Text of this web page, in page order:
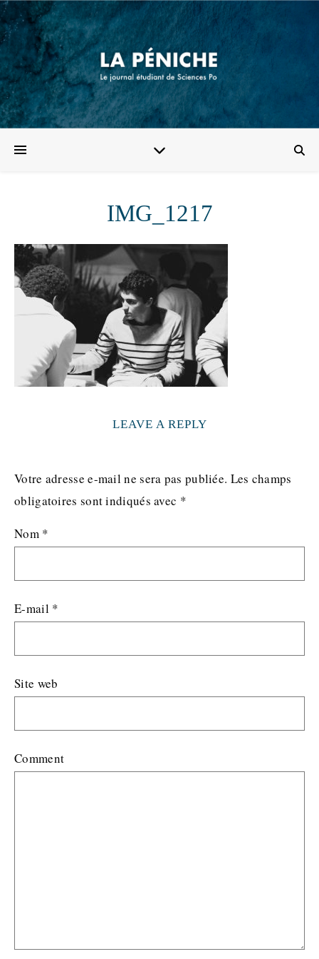
IMG_1217
LEAVE A REPLY
Votre adresse e-mail ne sera pas publiée. Les champs
obligatoires sont indiqués avec *
Nom *
E-mail *
Site web
Comment